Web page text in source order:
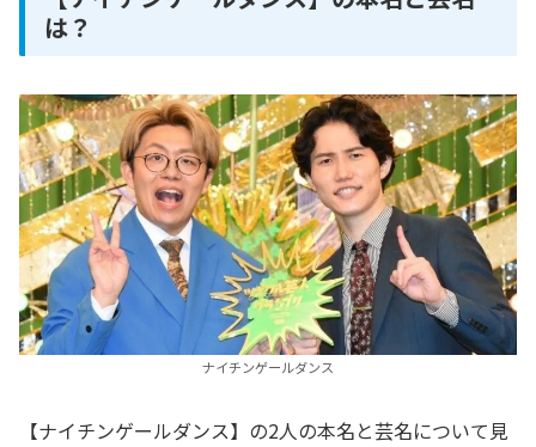
は？
ナイチンゲールダンス
【ナイチンゲールダンス】の2人の本名と芸名について見